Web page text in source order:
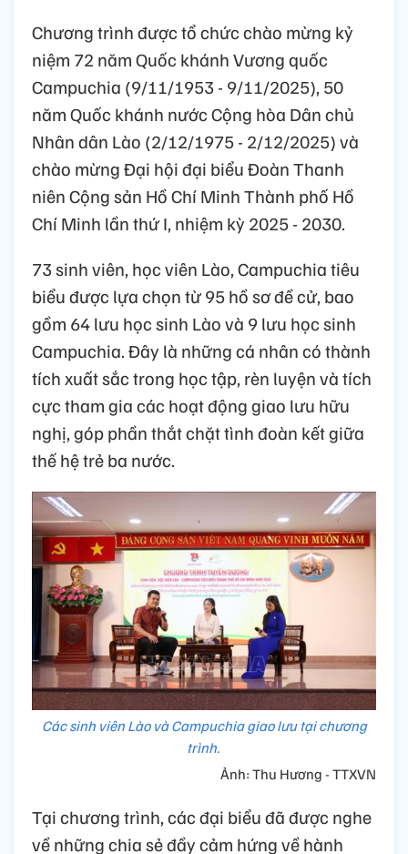
Chương trình được tổ chức chào mừng kỷ
niệm 72 năm Quốc khánh Vương quốc
Campuchia (9/11/1953 - 9/11/2025), 50
năm Quốc khánh nước Cộng hòa Dân chủ
Nhân dân Lào (2/12/1975 - 2/12/2025) và
chào mừng Đại hội đại biểu Đoàn Thanh
niên Cộng sản Hồ Chí Minh Thành phố Hồ
Chí Minh lần thứ I, nhiệm kỳ 2025 - 2030.
73 sinh viên, học viên Lào, Campuchia tiêu
biểu được lựa chọn từ 95 hồ sơ đề cử, bao
gồm 64 lưu học sinh Lào và 9 lưu học sinh
Campuchia. Đây là những cá nhân có thành
tích xuất sắc trong học tập, rèn luyện và tích
cực tham gia các hoạt động giao lưu hữu
nghị, góp phần thắt chặt tình đoàn kết giữa
thế hệ trẻ ba nước.
Các sinh viên Lào và Campuchia giao lưu tại chương
trình.
Ảnh: Thu Hương - TTXVN
Tại chương trình, các đại biểu đã được nghe
về những chia sẻ đầy cảm hứng về hành